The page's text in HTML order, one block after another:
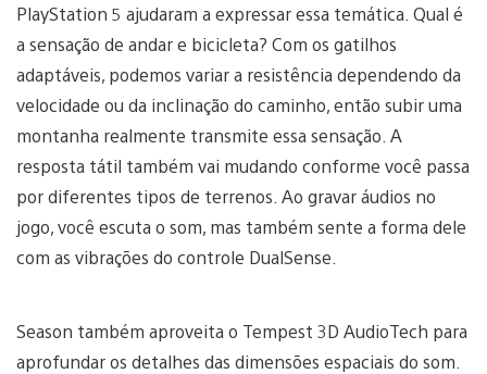
PlayStation 5 ajudaram a expressar essa temática. Qual é
a sensação de andar e bicicleta? Com os gatilhos
adaptáveis, podemos variar a resistência dependendo da
velocidade ou da inclinação do caminho, então subir uma
montanha realmente transmite essa sensação. A
resposta tátil também vai mudando conforme você passa
por diferentes tipos de terrenos. Ao gravar áudios no
jogo, você escuta o som, mas também sente a forma dele
com as vibrações do controle DualSense.
Season também aproveita o Tempest 3D AudioTech para
aprofundar os detalhes das dimensões espaciais do som.